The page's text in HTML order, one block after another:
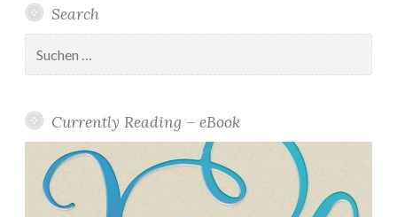
Search
nach:
Currently Reading – eBook